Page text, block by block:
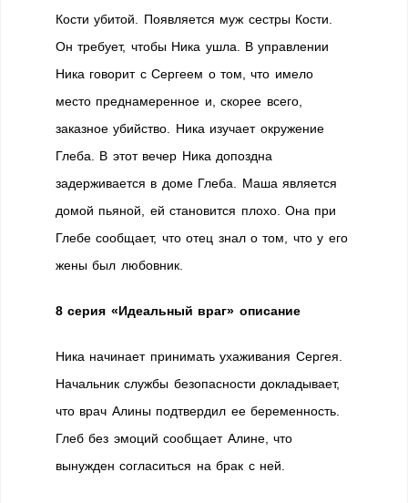
Кости убитой. Появляется муж сестры Кости.
Он требует, чтобы Ника ушла. В управлении
Ника говорит с Сергеем о том, что имело
место преднамеренное и, скорее всего,
заказное убийство. Ника изучает окружение
Глеба. В этот вечер Ника допоздна
задерживается в доме Глеба. Маша является
домой пьяной, ей становится плохо. Она при
Глебе сообщает, что отец знал о том, что у его
жены был любовник.
8 серия «Идеальный враг» описание
Ника начинает принимать ухаживания Сергея.
Начальник службы безопасности докладывает,
что врач Алины подтвердил ее беременность.
Глеб без эмоций сообщает Алине, что
вынужден согласиться на брак с ней.